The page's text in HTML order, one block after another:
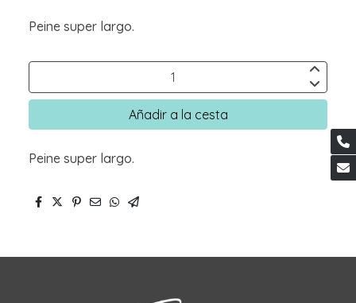
Peine super largo.
Añadir a la cesta
Peine super largo.